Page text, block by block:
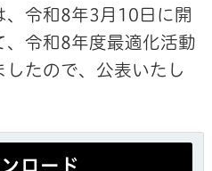
、令和8年3月10日に開
、令和8年度最適化活動
たので、公表いたし
ロード